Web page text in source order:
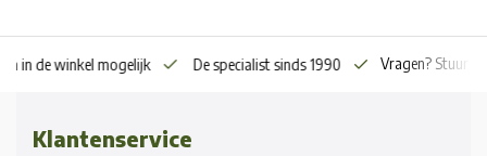
in de winkel mogelijk De specialist sinds 1990 Vragen? Stuur
Klantenservice